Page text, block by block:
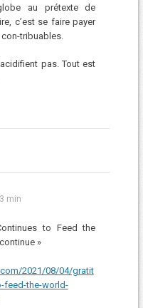
au prétexte de
c’est se faire payer
tribuables.
pas. Tout est
min
to Feed the
»
2021/08/04/gratit
feed-the-world-